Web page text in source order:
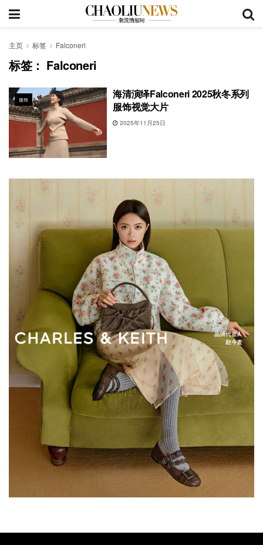
主页 标签 Falconeri
标签： Falconeri
服饰
海清演绎Falconeri 2025秋冬系列
服饰视觉大片
2025年11月25日